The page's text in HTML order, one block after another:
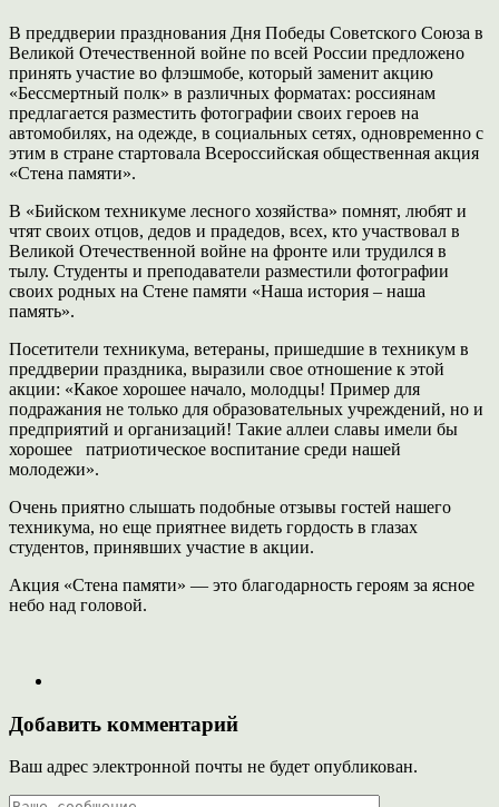
В преддверии празднования Дня Победы Советского Союза в
Великой Отечественной войне по всей России предложено
принять участие во флэшмобе, который заменит акцию
«Бессмертный полк» в различных форматах: россиянам
предлагается разместить фотографии своих героев на
автомобилях, на одежде, в социальных сетях, одновременно с
этим в стране стартовала Всероссийская общественная акция
«Стена памяти».
В «Бийском техникуме лесного хозяйства» помнят, любят и
чтят своих отцов, дедов и прадедов, всех, кто участвовал в
Великой Отечественной войне на фронте или трудился в
тылу. Студенты и преподаватели разместили фотографии
своих родных на Стене памяти «Наша история – наша
память».
Посетители техникума, ветераны, пришедшие в техникум в
преддверии праздника, выразили свое отношение к этой
акции: «Какое хорошее начало, молодцы! Пример для
подражания не только для образовательных учреждений, но и
предприятий и организаций! Такие аллеи славы имели бы
хорошее патриотическое воспитание среди нашей
молодежи».
Очень приятно слышать подобные отзывы гостей нашего
техникума, но еще приятнее видеть гордость в глазах
студентов, принявших участие в акции.
Акция «Стена памяти» — это благодарность героям за ясное
небо над головой.
Добавить комментарий
Ваш адрес электронной почты не будет опубликован.